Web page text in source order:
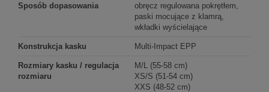
Sposób dopasowania
obręcz regulowana pokrętłem,
paski mocujące z klamrą,
wkładki wyścielające
Konstrukcja kasku Multi-Impact EPP
Rozmiary kasku / regulacja
rozmiaru
M/L (55-58 cm)
XS/S (51-54 cm)
XXS (48-52 cm)